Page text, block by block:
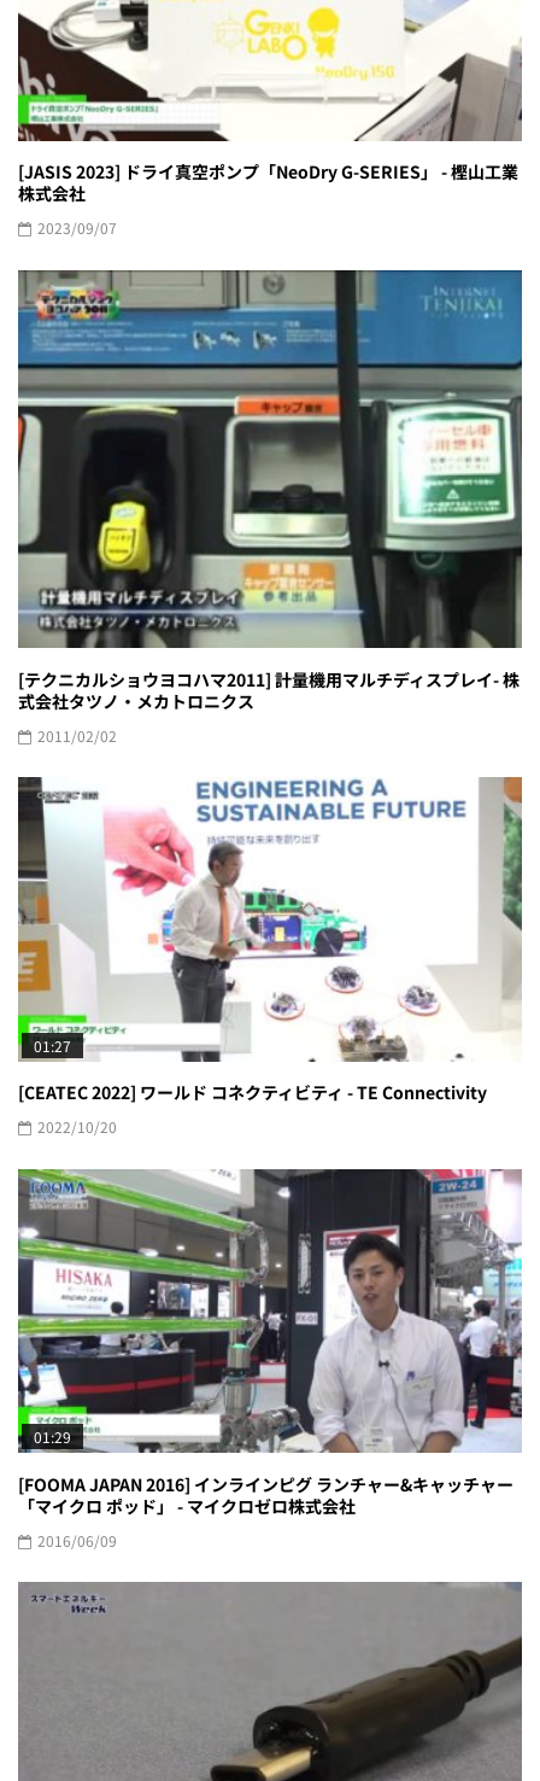
[JASIS 2023] ドライ真空ポンプ「NeoDry G-SERIES」 - 樫山工業
株式会社
2023/09/07
[テクニカルショウヨコハマ2011] 計量機用マルチディスプレイ- 株
式会社タツノ・メカトロニクス
2011/02/02
01:27
[CEATEC 2022] ワールド コネクティビティ - TE Connectivity
2022/10/20
01:29
[FOOMA JAPAN 2016] インラインピグ ランチャー&キャッチャー
「マイクロ ポッド」 - マイクロゼロ株式会社
2016/06/09